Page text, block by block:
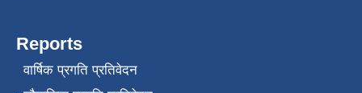
Reports
वार्षिक प्रगति प्रतिवेदन